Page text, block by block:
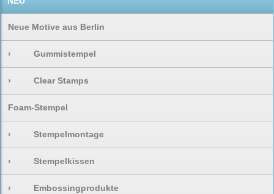
Neue Motive aus Berlin
› Gummistempel
› Clear Stamps
Foam-Stempel
› Stempelmontage
› Stempelkissen
› Embossingprodukte